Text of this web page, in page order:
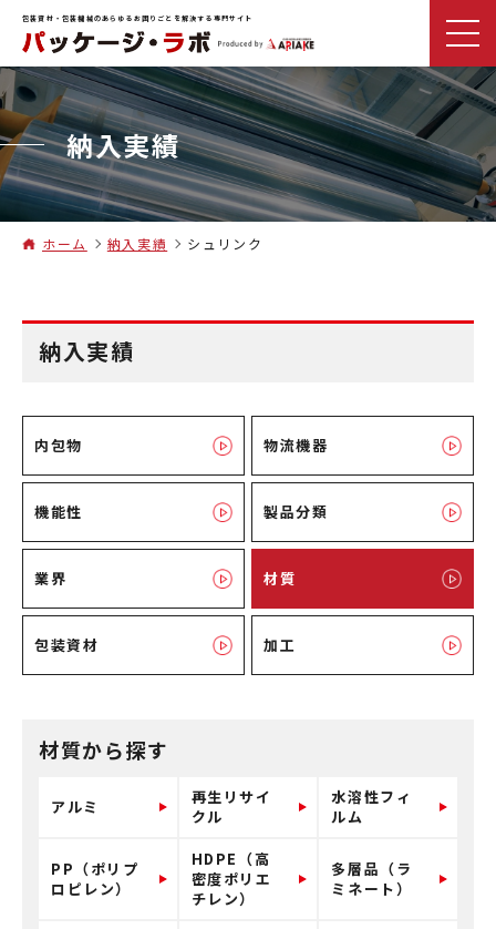
包装資材・包装機械のあらゆるお困りごとを解決する専門サイト
納入実績
ホーム 納入実績 シュリンク
納入実績
内包物 物流機器
機能性 製品分類
業界 材質
包装資材 加工
材質から探す
アルミ
再生リサイ
クル
水溶性フィ
ルム
PP（ポリプ
ロピレン）
HDPE（高
密度ポリエ
チレン）
多層品（ラ
ミネート）